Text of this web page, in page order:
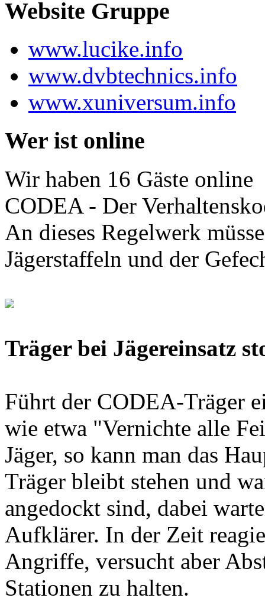
Website Gruppe
www.lucike.info
www.dvbtechnics.info
www.xuniversum.info
Wer ist online
Wir haben 16 Gäste online
CODEA - Der
An dieses Regelwerk
Jägerstaffeln und der
Träger bei Jägereinsatz
Führt der CODEA-Träger
wie etwa "Vernichte alle
Jäger, so kann man das
Träger bleibt stehen und
angedockt sind, dabei
Aufklärer. In der Zeit
Angriffe, versucht aber
Stationen zu halten.